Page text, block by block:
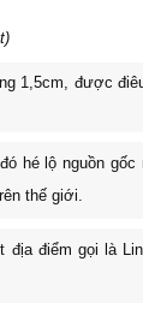
1,5cm, được
hé lộ nguồn gốc
thế giới.
địa điểm gọi là